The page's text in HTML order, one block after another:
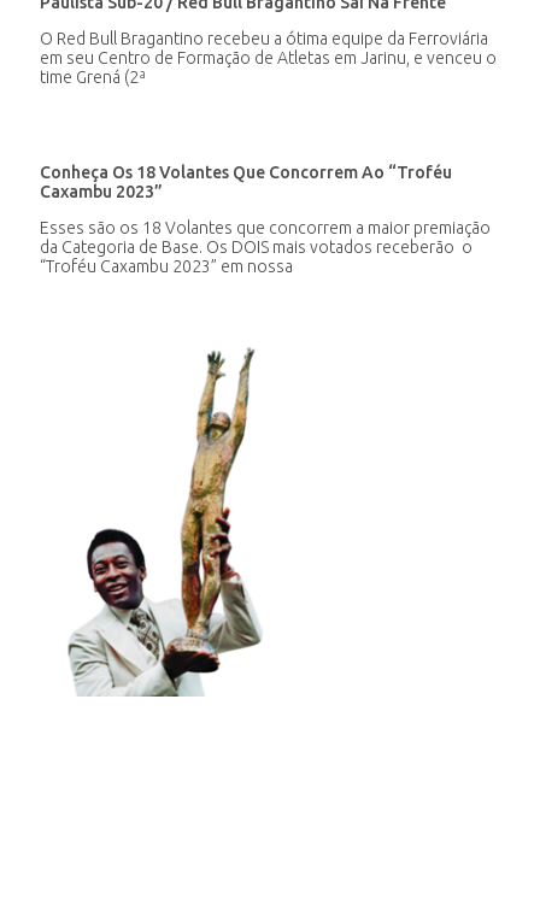
O Red Bull Bragantino recebeu a ótima equipe da Ferroviária
em seu Centro de Formação de Atletas em Jarinu, e venceu o
time Grená (2ª
Conheça Os 18 Volantes Que Concorrem Ao “Troféu
Caxambu 2023”
Esses são os 18 Volantes que concorrem a maior premiação
da Categoria de Base. Os DOIS mais votados receberão o
“Troféu Caxambu 2023” em nossa